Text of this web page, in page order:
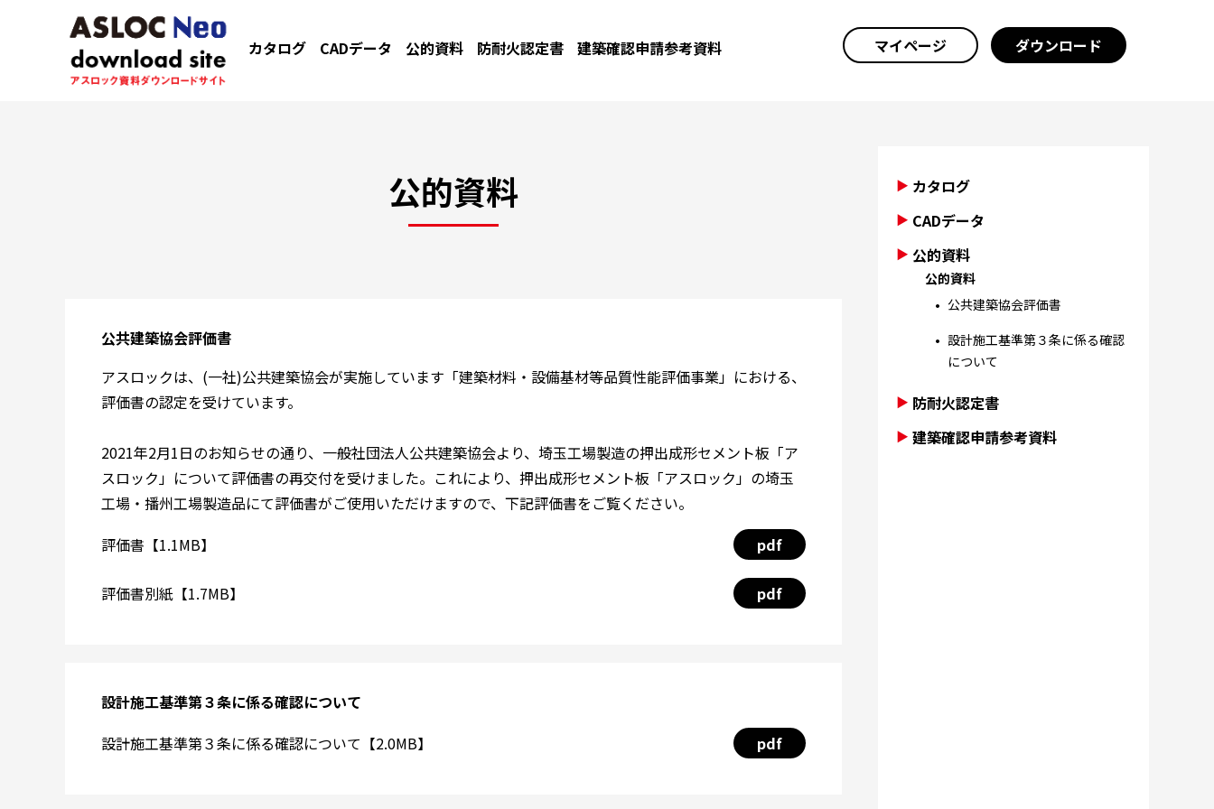
カタログ CADデータ 公的資料 防耐火認定書 建築確認申請参考資料 マイページ ダウンロード
公的資料
公共建築協会評価書
アスロックは、(一社)公共建築協会が実施しています「建築材料・設備基材等品質性能評価事業」における、
評価書の認定を受けています。
2021年2月1日のお知らせの通り、一般社団法人公共建築協会より、埼玉工場製造の押出成形セメント板「ア
スロック」について評価書の再交付を受けました。これにより、押出成形セメント板「アスロック」の埼玉
工場・播州工場製造品にて評価書がご使用いただけますので、下記評価書をご覧ください。
評価書【1.1MB】
pdf
評価書別紙【1.7MB】 pdf
設計施工基準第３条に係る確認について
設計施工基準第３条に係る確認について【2.0MB】
pdf
カタログ
CADデータ
公的資料
公的資料
公共建築協会評価書
設計施工基準第３条に係る確認
について
防耐火認定書
建築確認申請参考資料